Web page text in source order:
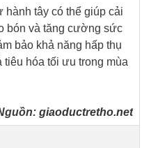
tây có thể giúp cải
bón và tăng cường sức
bảo khả năng hấp thụ
hóa tối ưu trong mùa
giaoductretho.net